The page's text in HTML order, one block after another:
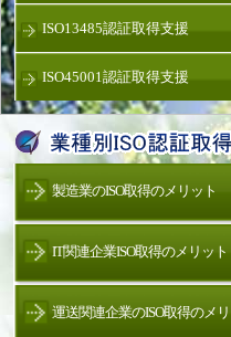
ISO13485認証取得支援
ISO45001認証取得支援
製造業のISO取得のメリット
IT関連企業ISO取得のメリット
運送関連企業のISO取得のメ